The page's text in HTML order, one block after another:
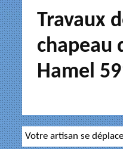
Travaux
chapeau
Hamel
Votre artisan se